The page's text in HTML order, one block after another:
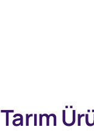
Tarım